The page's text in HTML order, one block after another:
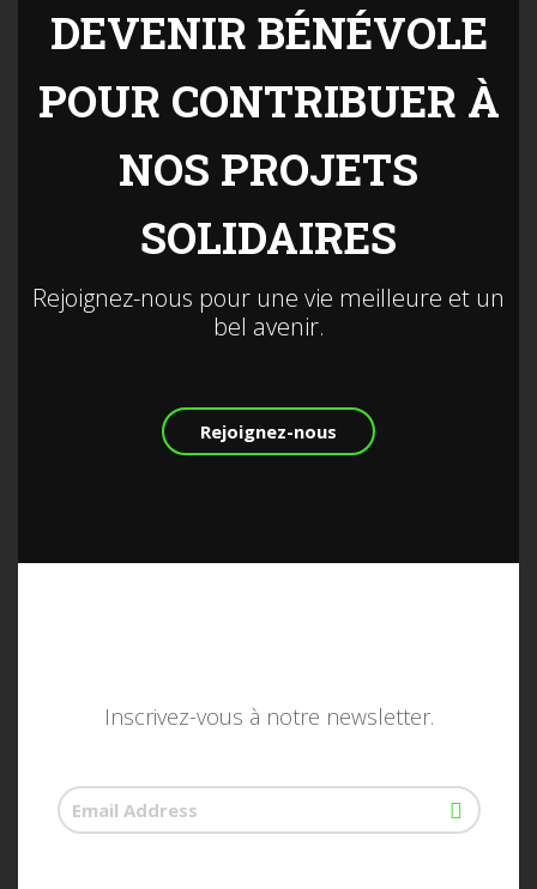
DEVENIR BÉNÉVOLE
POUR CONTRIBUER À
NOS PROJETS
SOLIDAIRES
Rejoignez-nous pour une vie meilleure et un
bel avenir.
Rejoignez-nous
Inscrivez-vous à notre newsletter.